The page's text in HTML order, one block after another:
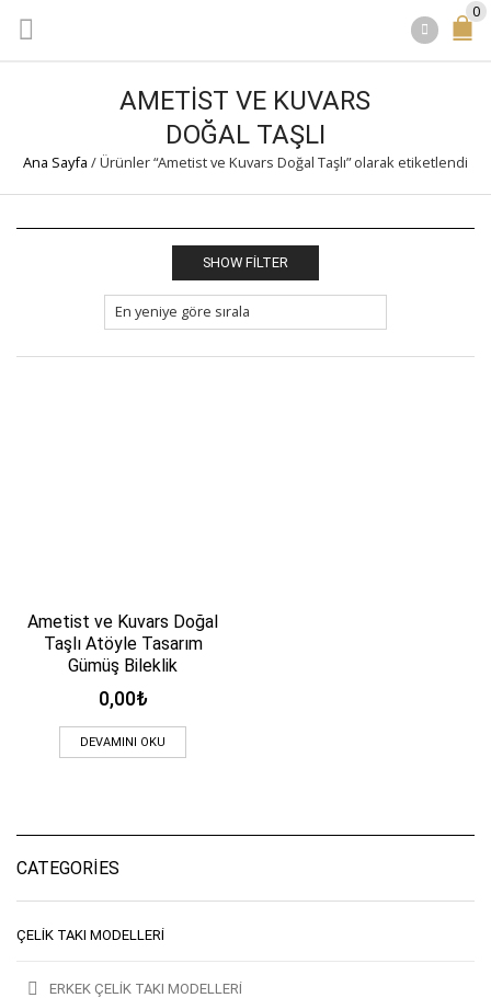
0
AMETIST VE KUVARS
DOĞAL TAŞLI
Ana Sayfa /Ürünler “Ametist ve Kuvars Doğal Taşlı” olarak etiketlendi
SHOW FILTER
Ametist ve Kuvars Doğal
Taşlı Atöyle Tasarım
Gümüş Bileklik
0,00₺
DEVAMINI OKU
CATEGORIES
ÇELIK TAKI MODELLERI
ERKEK ÇELIK TAKI MODELLERI